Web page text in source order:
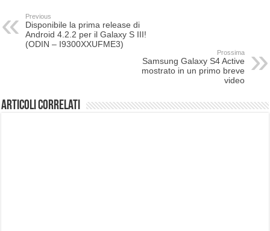
Previous
Disponibile la prima release di
Android 4.2.2 per il Galaxy S III!
(ODIN – I9300XXUFME3)
Prossima
Samsung Galaxy S4 Active
mostrato in un primo breve
video
Articoli correlati